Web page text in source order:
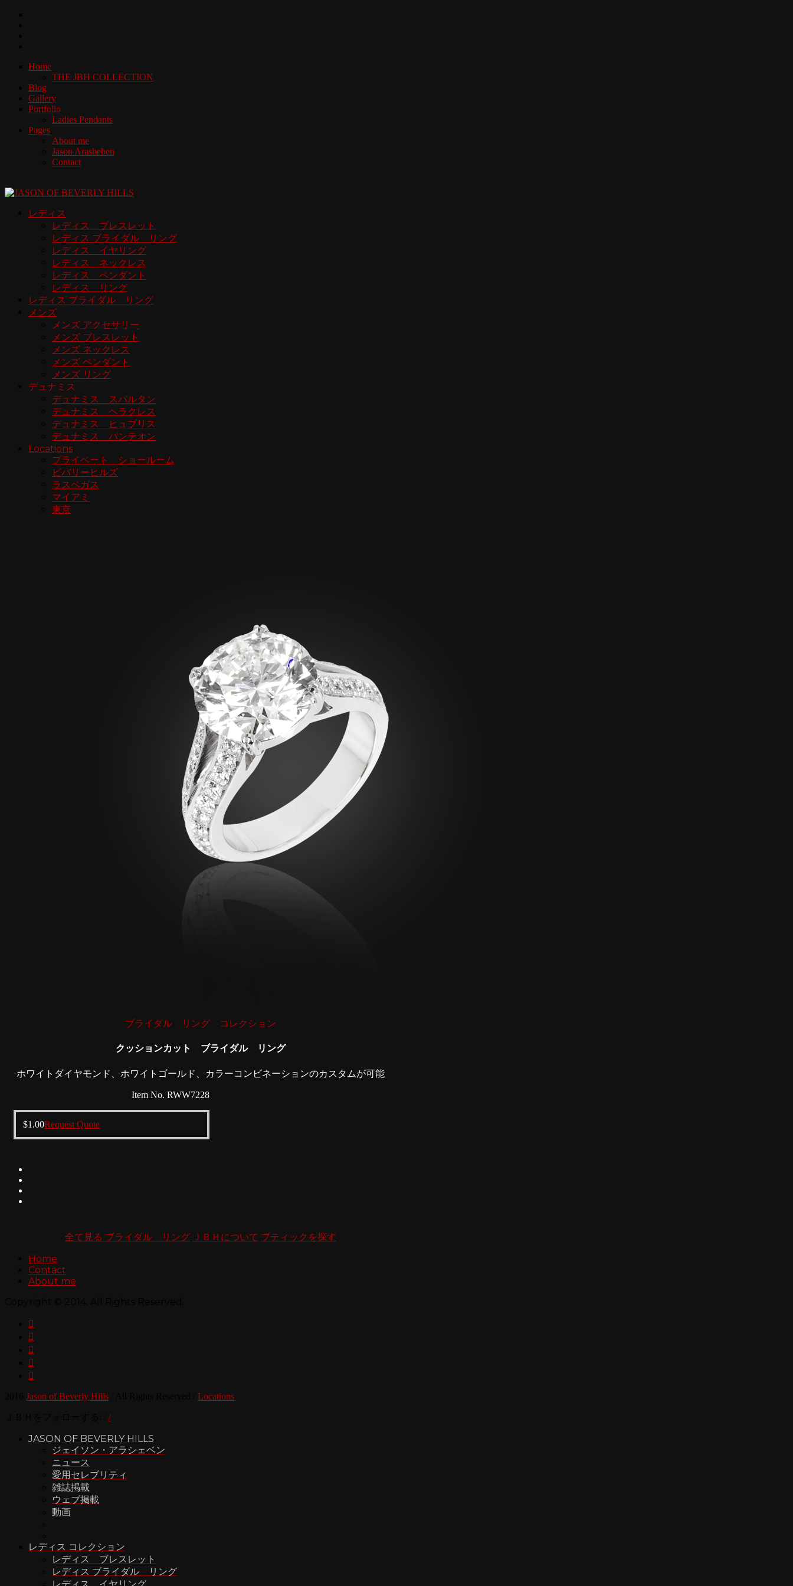
Home
THE JBH COLLECTION
Blog
Gallery
Portfolio
Ladies Pendants
Pages
About me
Jason Arasheben
Contact
レディス
レディス ブレスレット
レディス ブライダル リング
レディス イヤリング
レディス ネックレス
レディス ペンダント
レディス リング
レディス ブライダル リング
メンズ
メンズ アクセサリー
メンズ ブレスレット
メンズ ネックレス
メンズ ペンダント
メンズ リング
デュナミス
デュナミス スパルタン
デュナミス ヘラクレス
デュナミス ヒュブリス
デュナミス パンテオン
Locations
プライベート ショールーム
ビバリーヒルズ
ラスベガス
マイアミ
東京
ブライダル リング コレクション
クッションカット ブライダル リング
ホワイトダイヤモンド、ホワイトゴールド、カラーコンビネーションのカスタムが可能
Item No. RWW7228
$1.00Request Quote
全て見る ブライダル リング ＪＢＨについて ブティックを探す
Home
Contact
About me





Jason of Beverly Hills Locations
/
JASON OF BEVERLY HILLS
ジェイソン・アラシェベン
ニュース
愛用セレブリティ
雑誌掲載
ウェブ掲載
動画
レディス コレクション
レディス ブレスレット
レディス ブライダル リング
レディス イヤリング